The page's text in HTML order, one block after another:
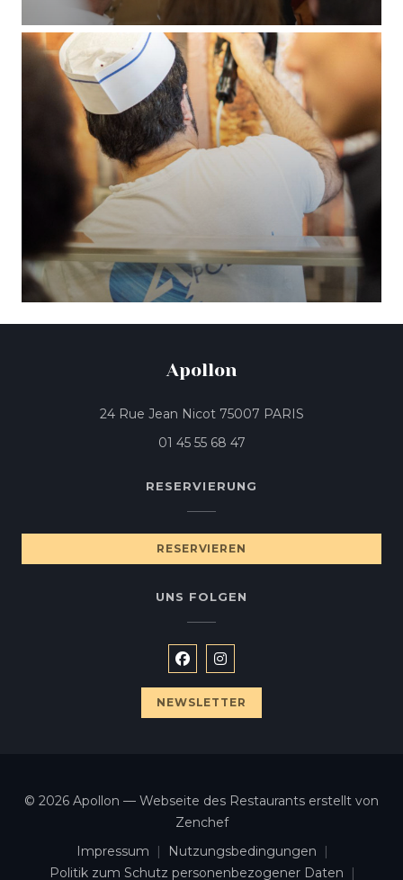
Apollon
24 Rue Jean Nicot 75007 PARIS((öffnet ein
01 45 55 68 47
RESERVIERUNG
RESERVIEREN
UNS FOLGEN
Facebook ((öffnet ein neues
Instagram ((öffnet ein
NEWSLETTER
© 2026 Apollon — Webseite des Restaurants erstellt von
Zenchef((öffnet ein neues Fenster))
Impressum
((öffnet ein neues Fenster))
Nutzungsbedingungen
((öffnet ein neues
Politik zum Schutz personenbezogener Daten